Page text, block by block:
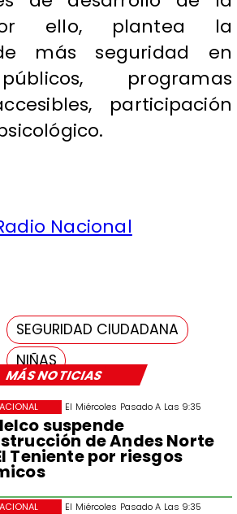
MÁS NOTICIAS
El Miércoles Pasado A Las 9:35
suspende
de Andes Norte
Teniente por riesgos
El Miércoles Pasado A Las 9:35
ello, plantea la
más seguridad en
programas
participación
Nacional
SEGURIDAD CIUDADANA
NIÑAS